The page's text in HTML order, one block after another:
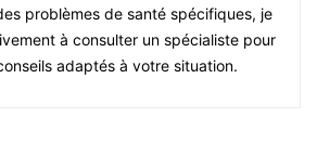
problèmes de santé spécifiques, je
à consulter un spécialiste pour
adaptés à votre situation.